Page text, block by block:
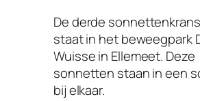
De derde
staat in het beweegpark
Wuisse in Ellemeet. Deze
sonnetten staan in een
bij elkaar.